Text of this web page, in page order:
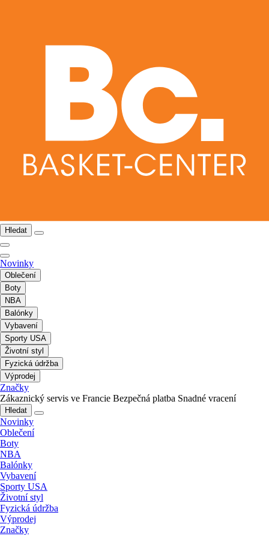
Hledat
Novinky
Oblečení
Boty
NBA
Balónky
Vybavení
Sporty USA
Životní styl
Fyzická údržba
Výprodej
Značky
Zákaznický servis ve Francie Bezpečná platba Snadné vracení
Hledat
Novinky
Oblečení
Boty
NBA
Balónky
Vybavení
Sporty USA
Životní styl
Fyzická údržba
Výprodej
Značky